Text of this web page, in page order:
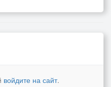
войдите на сайт.